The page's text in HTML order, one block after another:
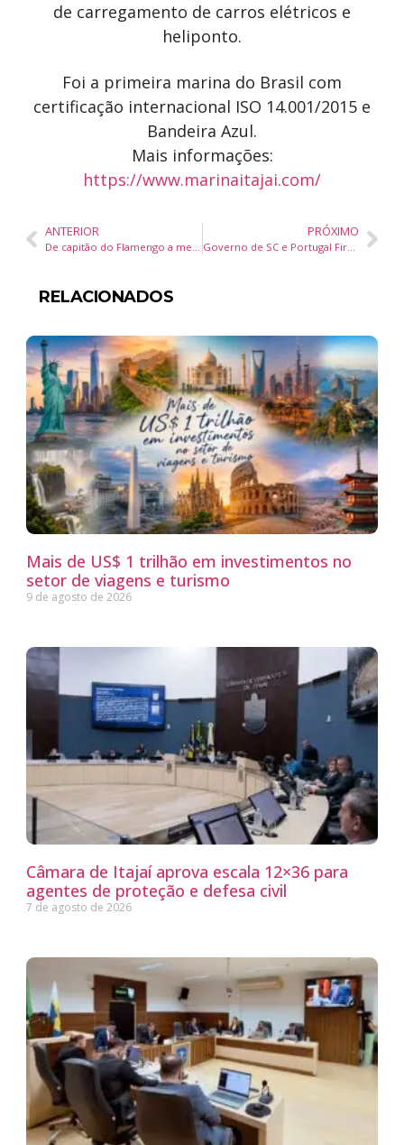
de carregamento de carros elétricos e
heliponto.
Foi a primeira marina do Brasil com
certificação internacional ISO 14.001/2015 e
Bandeira Azul.
Mais informações:
https://www.marinaitajai.com/
ANTERIOR
De capitão do Flamengo a mentor: Diego Ribas compartilha lições de liderança e superação em Itapema
PRÓXIMO
Governo de SC e Portugal Firmam Acordo para Atrair Investimentos Privados em Tecnologia, Turismo e Inovação
RELACIONADOS
Mais de US$ 1 trilhão em investimentos no
setor de viagens e turismo
9 de agosto de 2026
Câmara de Itajaí aprova escala 12×36 para
agentes de proteção e defesa civil
7 de agosto de 2026